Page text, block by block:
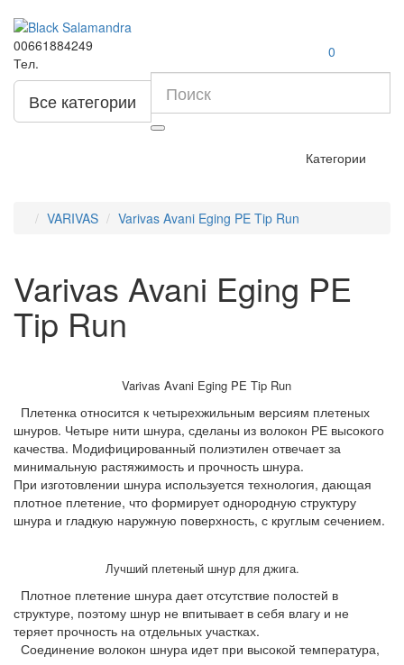
00661884249
Тел.
0
Все категории
Категории
VARIVAS Varivas Avani Eging PE Tip Run
Varivas Avani Eging PE
Tip Run
Varivas Avani Eging PE Tip Run
Плетенка относится к четырехжильным версиям плетеных
шнуров. Четыре нити шнура, сделаны из волокон РЕ высокого
качества. Модифицированный полиэтилен отвечает за
минимальную растяжимость и прочность шнура.
При изготовлении шнура используется технология, дающая
плотное плетение, что формирует однородную структуру
шнура и гладкую наружную поверхность, с круглым сечением.
Лучший плетеный шнур для джига.
Плотное плетение шнура дает отсутствие полостей в
структуре, поэтому шнур не впитывает в себя влагу и не
теряет прочность на отдельных участках.
Соединение волокон шнура идет при высокой температура,